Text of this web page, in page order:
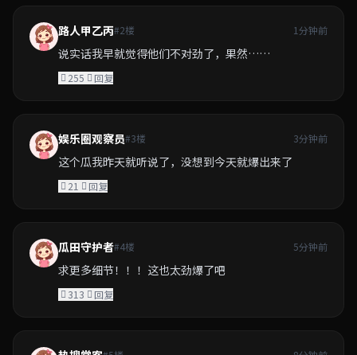
路人甲乙丙#2楼 1分钟前
说实话我早就觉得他们不对劲了，果然……
255 回复
娱乐圈观察员#3楼 3分钟前
这个瓜我昨天就听说了，没想到今天就爆出来了
21 回复
瓜田守护者#4楼 5分钟前
求更多细节！！！这也太劲爆了吧
313 回复